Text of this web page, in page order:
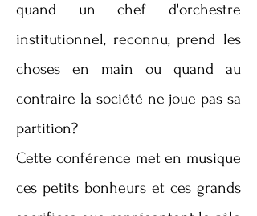
quand un chef d'orchestre
institutionnel, reconnu, prend les
choses en main ou quand au
contraire la société ne joue pas sa
partition?
Cette conférence met en musique
ces petits bonheurs et ces grands